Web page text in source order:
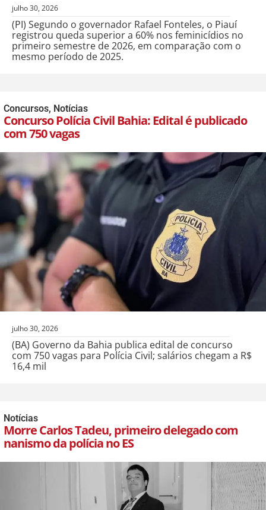
julho 30, 2026
(PI) Segundo o governador Rafael Fonteles, o Piauí
registrou queda superior a 60% nos feminicídios no
primeiro semestre de 2026, em comparação com o
mesmo período de 2025.
Concursos, Notícias
Concurso Polícia Civil Bahia: Edital é publicado
com 750 vagas
julho 30, 2026
(BA) Governo da Bahia publica edital de concurso
com 750 vagas para Polícia Civil; salários chegam a R$
16,4 mil
Notícias
Morre Carlos Tadeu, primeiro delegado com
nanismo da polícia no ES